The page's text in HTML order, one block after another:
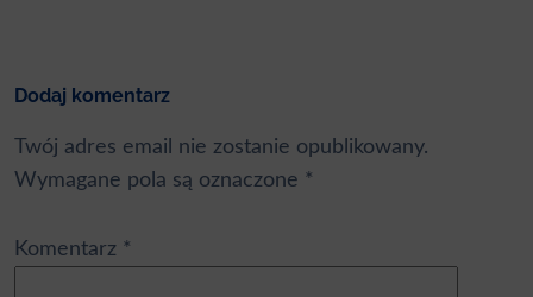
Dodaj komentarz
Twój adres email nie zostanie opublikowany.
Wymagane pola są oznaczone *
Komentarz *